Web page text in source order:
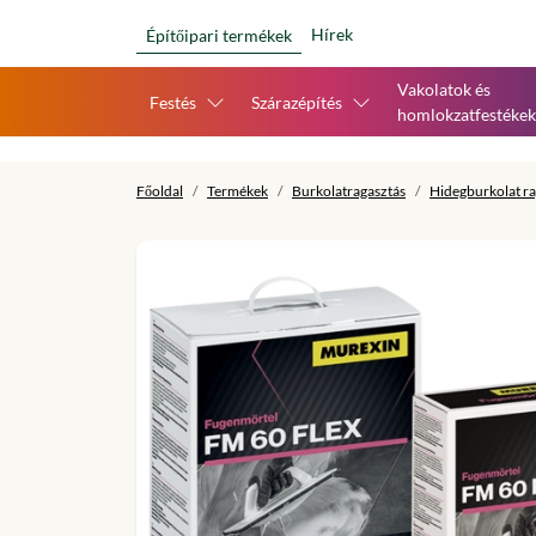
Építőipari termékek Hírek
Festés Szárazépítés
Vakolatok és
homlokzatfestékek
Főoldal Termékek Burkolatragasztás Hidegburkolat